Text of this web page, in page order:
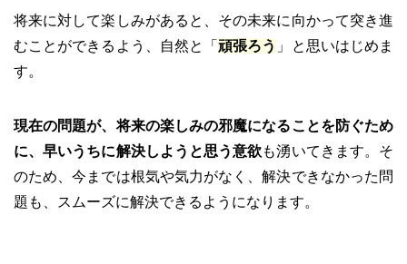
将来に対して楽しみがあると、その未来に向かって突き進
むことができるよう、自然と「頑張ろう 」と思いはじめま
す。
現在の問題が、将来の楽しみの邪魔になることを防ぐため
に、早いうちに解決しようと思う意欲も湧いてきます。そ
のため、今までは根気や気力がなく、解決できなかった問
題も、スムーズに解決できるようになります。